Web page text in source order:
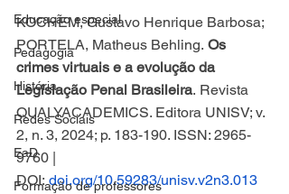
Educação especial
Pedagogia
História
Redes Sociais
EaD
Formação de professores
KOCHEM, Gustavo Henrique Barbosa;
PORTELA, Matheus Behling. Os
crimes virtuais e a evolução da
Legislação Penal Brasileira. Revista
QUALYACADEMICS. Editora UNISV; v.
2, n. 3, 2024; p. 183-190. ISSN: 2965-
9760 |
DOI: doi.org/10.59283/unisv.v2n3.013